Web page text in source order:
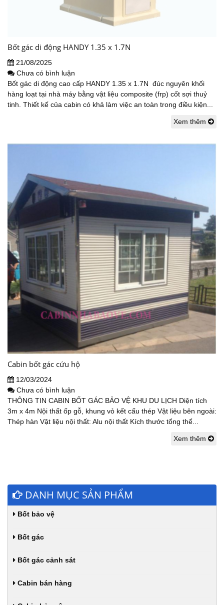
Bốt gác di động HANDY 1.35 x 1.7N
21/08/2025
Chưa có bình luận
Bốt gác di động cao cấp HANDY 1.35 x 1.7N đúc nguyên khối
hàng loạt tại nhà máy bằng vật liệu composite (frp) cốt sợi thuỷ
tinh. Thiết kế của cabin có khả làm việc an toàn trong điều kiện...
Xem thêm
Cabin bốt gác cứu hộ
12/03/2024
Chưa có bình luận
THÔNG TIN CABIN BỐT GÁC BẢO VỆ KHU DU LỊCH Diện tích
3m x 4m Nội thất ốp gỗ, khung vỏ kết cấu thép Vật liệu bên ngoài:
Thép hàn Vật liệu nội thất: Alu nội thất Kích thước tổng thể...
Xem thêm
DANH MỤC SẢN PHẨM
Bốt bảo vệ
Bốt gác
Bốt gác cảnh sát
Cabin bán hàng